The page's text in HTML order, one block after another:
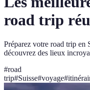
road trip
Préparez votre road trip en
découvrez des lieux
#road
trip#Suisse#voyage#